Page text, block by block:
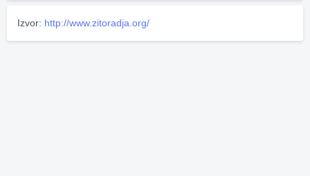
Izvor: http://www.zitoradja.org/